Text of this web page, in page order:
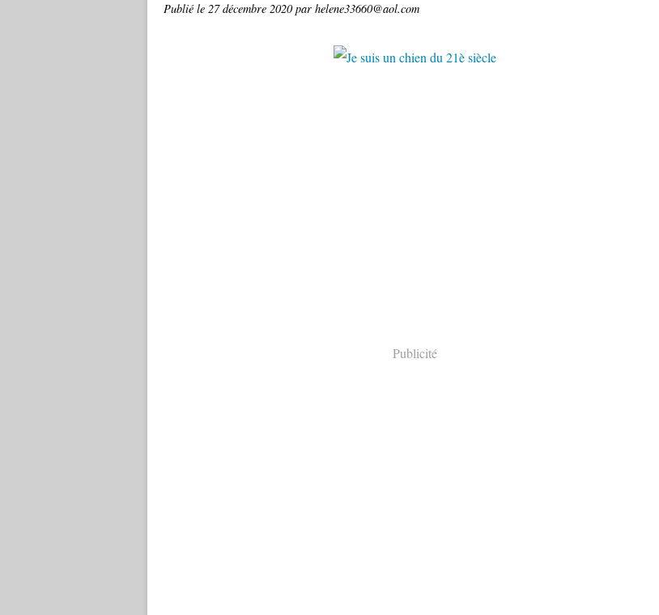
Publié le 27 décembre 2020par helene33660@aol.com
Publicité